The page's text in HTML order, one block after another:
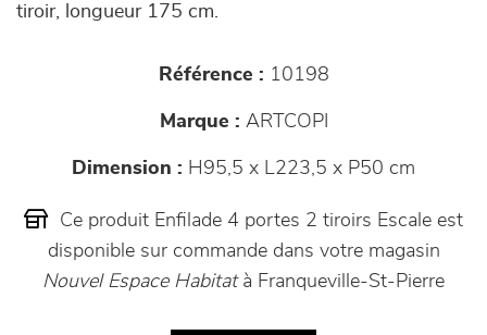
tiroir, longueur 175 cm.
Référence : 10198
Marque : ARTCOPI
Dimension : H95,5 x L223,5 x P50 cm
Ce produit Enfilade 4 portes 2 tiroirs Escale est
disponible sur commande dans votre magasin
Nouvel Espace Habitatà Franqueville-St-Pierre